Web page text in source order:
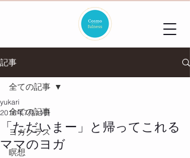
記事
全ての記事
ヨガクラス
瞑想
全ての記事
「ただいまー」と帰ってこれる
ママのヨガ
yukari
2016年7月14日